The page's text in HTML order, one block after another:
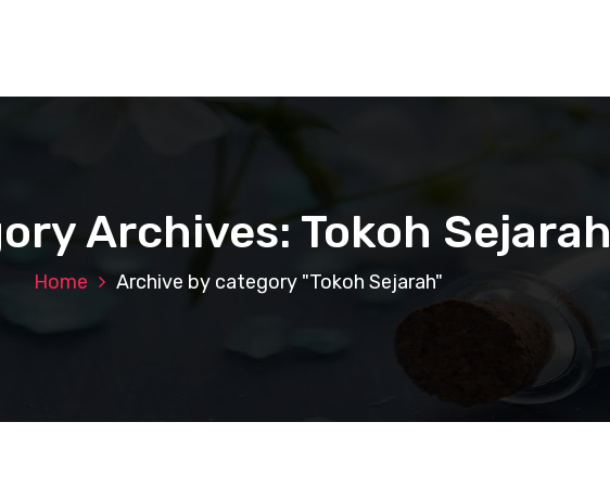
Archives: Tokoh Sejarah
Home Archive by category "Tokoh Sejarah"